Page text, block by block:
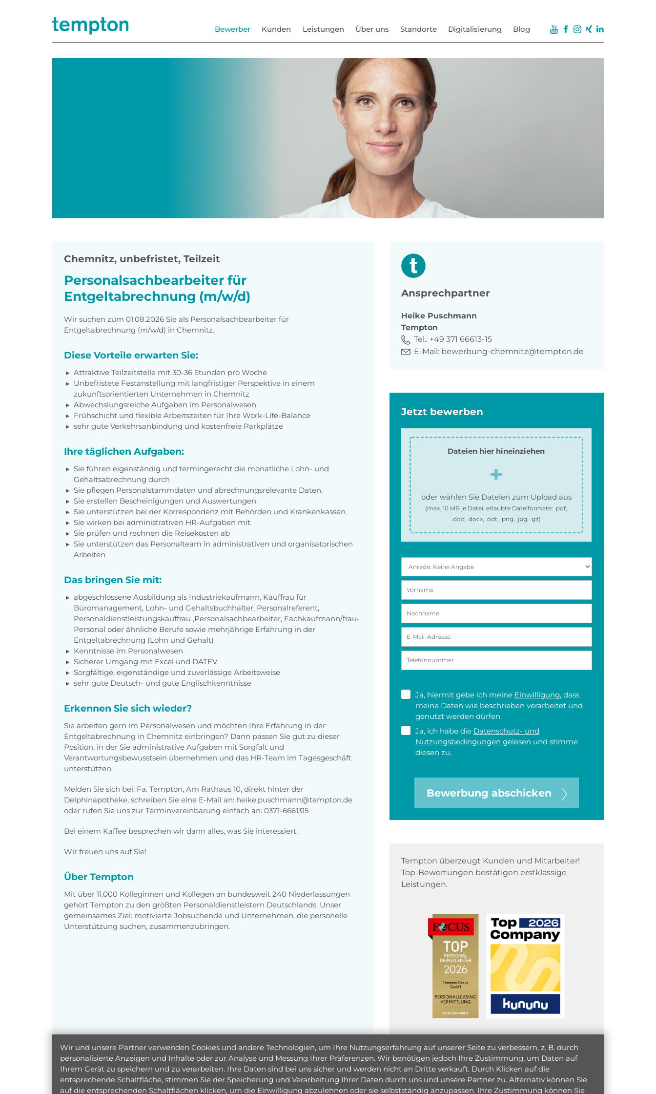
Bewerber Kunden Leistungen Über uns Standorte Digitalisierung Blog
Chemnitz, unbefristet, Teilzeit
Personalsachbearbeiter für
Entgeltabrechnung (m/w/d)
Wir suchen zum 01.08.2026 Sie als Personalsachbearbeiter für
Entgeltabrechnung (m/w/d) in Chemnitz.
Diese Vorteile erwarten Sie:
Attraktive Teilzeitstelle mit 30-36 Stunden pro Woche
Unbefristete Festanstellung mit langfristiger Perspektive in einem
zukunftsorientierten Unternehmen in Chemnitz
Abwechslungsreiche Aufgaben im Personalwesen
Frühschicht und flexible Arbeitszeiten für Ihre Work-Life-Balance
sehr gute Verkehrsanbindung und kostenfreie Parkplätze
Ihre täglichen Aufgaben:
Sie führen eigenständig und termingerecht die monatliche Lohn- und
Gehaltsabrechnung durch
Sie pflegen Personalstammdaten und abrechnungsrelevante Daten.
Sie erstellen Bescheinigungen und Auswertungen.
Sie unterstützen bei der Korrespondenz mit Behörden und Krankenkassen.
Sie wirken bei administrativen HR-Aufgaben mit.
Sie prüfen und rechnen die Reisekosten ab
Sie unterstützen das Personalteam in administrativen und organisatorischen
Arbeiten
Das bringen Sie mit:
abgeschlossene Ausbildung als Industriekaufmann, Kauffrau für
Büromanagement, Lohn- und Gehaltsbuchhalter, Personalreferent,
Personaldienstleistungskauffrau ,Personalsachbearbeiter, Fachkaufmann/frau-
Personal oder ähnliche Berufe sowie mehrjährige Erfahrung in der
Entgeltabrechnung (Lohn und Gehalt)
Kenntnisse im Personalwesen
Sicherer Umgang mit Excel und DATEV
Sorgfältige, eigenständige und zuverlässige Arbeitsweise
sehr gute Deutsch- und gute Englischkenntnisse
Erkennen Sie sich wieder?
Sie arbeiten gern im Personalwesen und möchten Ihre Erfahrung in der
Entgeltabrechnung in Chemnitz einbringen? Dann passen Sie gut zu dieser
Position, in der Sie administrative Aufgaben mit Sorgfalt und
Verantwortungsbewusstsein übernehmen und das HR-Team im Tagesgeschäft
unterstützen.
Melden Sie sich bei: Fa. Tempton, Am Rathaus 10, direkt hinter der
Delphinapotheke, schreiben Sie eine E-Mail an: heike.puschmann@tempton.de
oder rufen Sie uns zur Terminvereinbarung einfach an: 0371-6661315
Bei einem Kaffee besprechen wir dann alles, was Sie interessiert.
Wir freuen uns auf Sie!
Über Tempton
Mit über 11.000 Kolleginnen und Kollegen an bundesweit 240 Niederlassungen
gehört Tempton zu den größten Personaldienstleistern Deutschlands. Unser
gemeinsames Ziel: motivierte Jobsuchende und Unternehmen, die personelle
Unterstützung suchen, zusammenzubringen.
Ansprechpartner
Heike Puschmann
Tempton
Tel.: +49 371 66613-15
E-Mail: bewerbung-chemnitz@tempton.de
Jetzt bewerben
Dateien hier hineinziehen
oder wählen Sie Dateien zum Upload aus
(max.10 MB je Datei, erlaubte Dateiformate:.pdf,
.doc, .docx, .odt, .png, .jpg, .gif)
Ja, hiermit gebe ich meine Einwilligung, dass
meine Daten wie beschrieben verarbeitet und
genutzt werden dürfen.
Ja, ich habe die Datenschutz- und
Nutzungsbedingungen gelesen und stimme
diesen zu.
Bewerbung abschicken
Tempton überzeugt Kunden und Mitarbeiter!
Top-Bewertungen bestätigen erstklassige
Leistungen.
Wir und unsere Partner verwenden Cookies und andere Technologien, um Ihre Nutzungserfahrung auf unserer Seite zu verbessern, z. B. durch
personalisierte Anzeigen und Inhalte oder zur Analyse und Messung Ihrer Präferenzen. Wir benötigen jedoch Ihre Zustimmung, um Daten auf
Ihrem Gerät zu speichern und zu verarbeiten. Ihre Daten sind bei uns sicher und werden nicht an Dritte verkauft. Durch Klicken auf die
entsprechende Schaltfläche, stimmen Sie der Speicherung und Verarbeitung Ihrer Daten durch uns und unsere Partner zu. Alternativ können Sie
auf die entsprechenden Schaltflächen klicken, um die Einwilligung abzulehnen oder sie selbstständig anzupassen. Ihre Zustimmung können Sie